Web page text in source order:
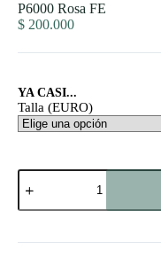
P6000 Rosa FE
$ 200.000
YA CASI...
Talla (EURO)
P6000
Rosa
FE